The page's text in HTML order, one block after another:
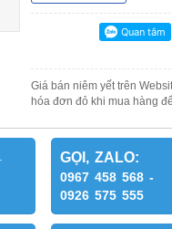
Giá bán niêm yết trên
hóa đơn đỏ khi mua hàng
GỌI, ZALO:
0967 458 568 -
0926 575 555